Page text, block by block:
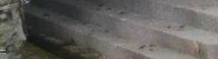
:::